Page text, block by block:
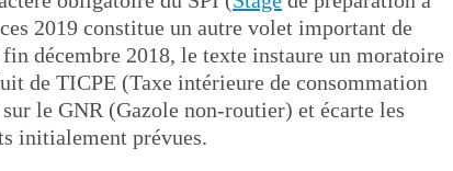
2019 constitue un autre volet important de
décembre 2018, le texte instaure un moratoire
de TICPE (Taxe intérieure de consommation
le GNR (Gazole non-routier) et écarte les
initialement prévues.